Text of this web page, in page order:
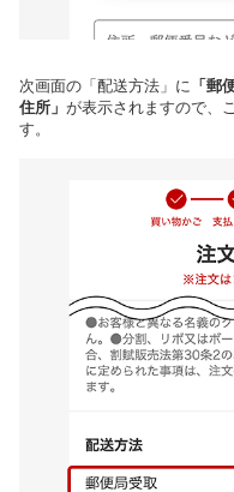
次画面の「配送方法」に 「郵
住所」 が表示されますので、
す。